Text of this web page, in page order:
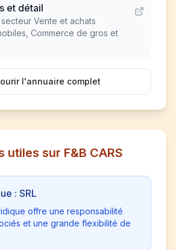
et détail
Vente et achats
Commerce de gros et
l'annuaire complet
utiles sur F&B CARS
: SRL
offre une responsabilité
et une grande flexibilité de